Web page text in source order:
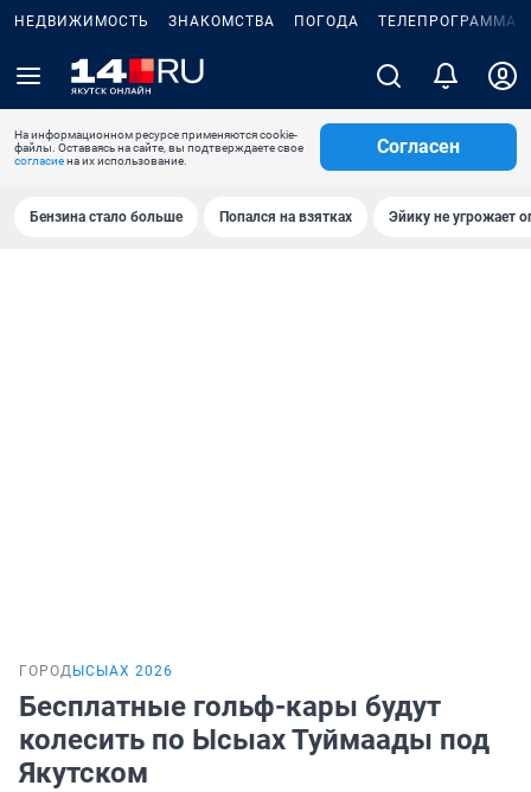
НЕДВИЖИМОСТЬ ЗНАКОМСТВА ПОГОДА ТЕЛЕПРОГРАММА
На информационном ресурсе применяются cookie-
файлы. Оставаясь на сайте, вы подтверждаете свое
согласиена их использование.
Согласен
Бензина стало больше Попался на взятках Эйику не угрожает
ГОРОД ЫСЫАХ 2026
Бесплатные гольф-кары будут
колесить по Ысыах Туймаады под
Якутском